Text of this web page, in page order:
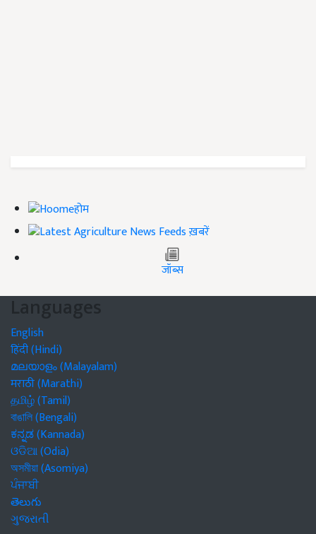
होम
ख़बरें
जॉब्स
Languages
English
हिंदी (Hindi)
മലയാളം (Malayalam)
मराठी (Marathi)
தமிழ் (Tamil)
বাঙালি (Bengali)
ಕನ್ನಡ (Kannada)
ଓଡିଆ (Odia)
অসমীয়া (Asomiya)
ਪੰਜਾਬੀ
తెలుగు
ગુજરાતી